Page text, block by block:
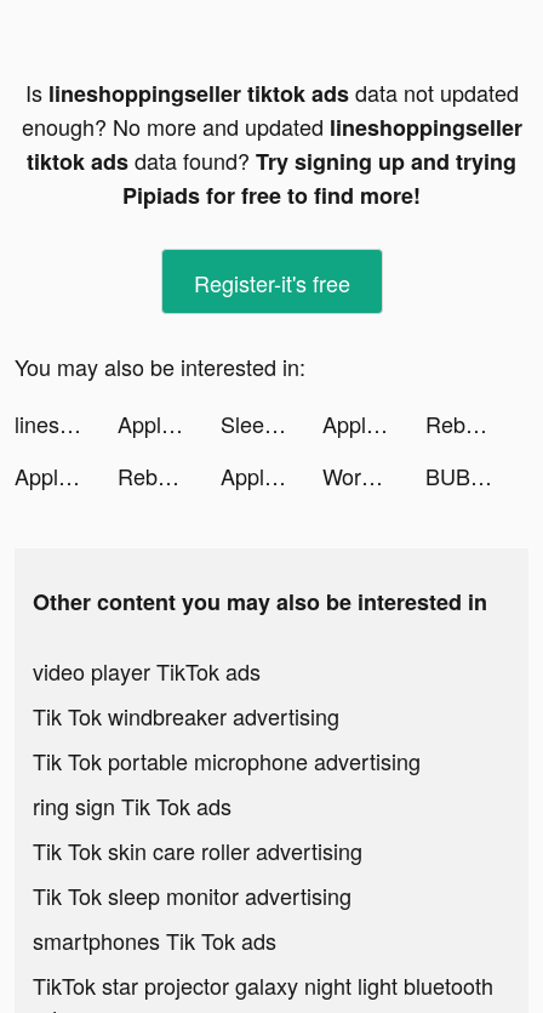
Is lineshoppingseller tiktok adsdata not updated
enough? No more and updated lineshoppingseller
tiktok adsdata found? Try signing up and trying
Pipiads for free to find more!
Register-it's free
You may also be interested in:
lineshoppingseller tiktok ads
Apple TV tiktok ads Sleepy - sleep coach tiktok ads Apple TV tiktok ads
Rebel Girls tiktok ads
Apple TV tiktok ads
Rebel Girls tiktok ads Apple TV tiktok ads Words With Friends 2 tiktok ads BUBU - Exciting. Flirty. Juicy. tiktok ads
Other content you may also be interested in
video player TikTok ads
Tik Tok windbreaker advertising
Tik Tok portable microphone advertising
ring sign Tik Tok ads
Tik Tok skin care roller advertising
Tik Tok sleep monitor advertising
smartphones Tik Tok ads
TikTok star projector galaxy night light bluetooth